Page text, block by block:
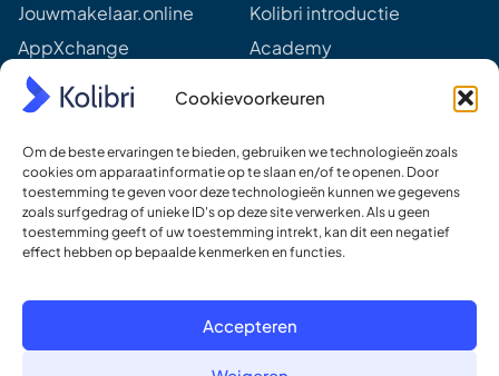
Cookievoorkeuren
Om de beste ervaringen te bieden, gebruiken we technologieën zoals
cookies om apparaatinformatie op te slaan en/of te openen. Door
toestemming te geven voor deze technologieën kunnen we gegevens
zoals surfgedrag of unieke ID's op deze site verwerken. Als u geen
toestemming geeft of uw toestemming intrekt, kan dit een negatief
effect hebben op bepaalde kenmerken en functies.
Accepteren
*Jouwmakelaar.online
AppXchange
Mediapartners
Prijzen
Kolibri introductie
Academy
Aankomende webinars &
events
Meer van Kolibri
Kolibri voor developers
Ons DNA
Ons team
Contact